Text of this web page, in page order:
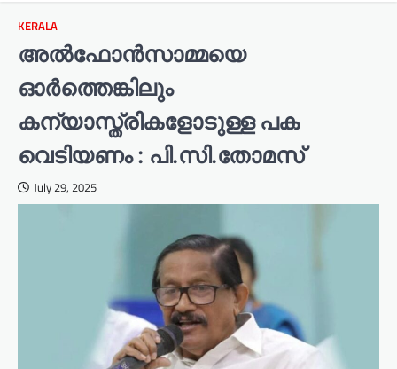
KERALA
അൽഫോൻസാമ്മയെ
ഓർത്തെങ്കിലും
കന്യാസ്ത്രികളോടുള്ള പക
വെടിയണം : പി.സി.തോമസ്
July 29, 2025